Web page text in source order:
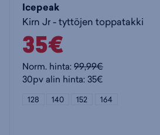
Icepeak
Kirn Jr - tyttöjen toppatakki
35€
Norm. hinta:99,99€
30pv alin hinta: 35€
128 140 152 164